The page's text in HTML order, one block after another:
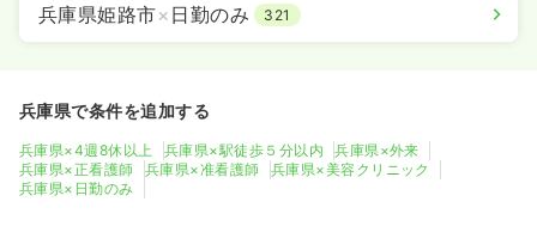
兵庫県姫路市× 日勤のみ 321
兵庫県で条件を追加する
兵庫県×4週8休以上 兵庫県×駅徒歩５分以内
兵庫県×外来
兵庫県×正看護師
兵庫県×准看護師
兵庫県×美容クリニック
兵庫県×日勤のみ